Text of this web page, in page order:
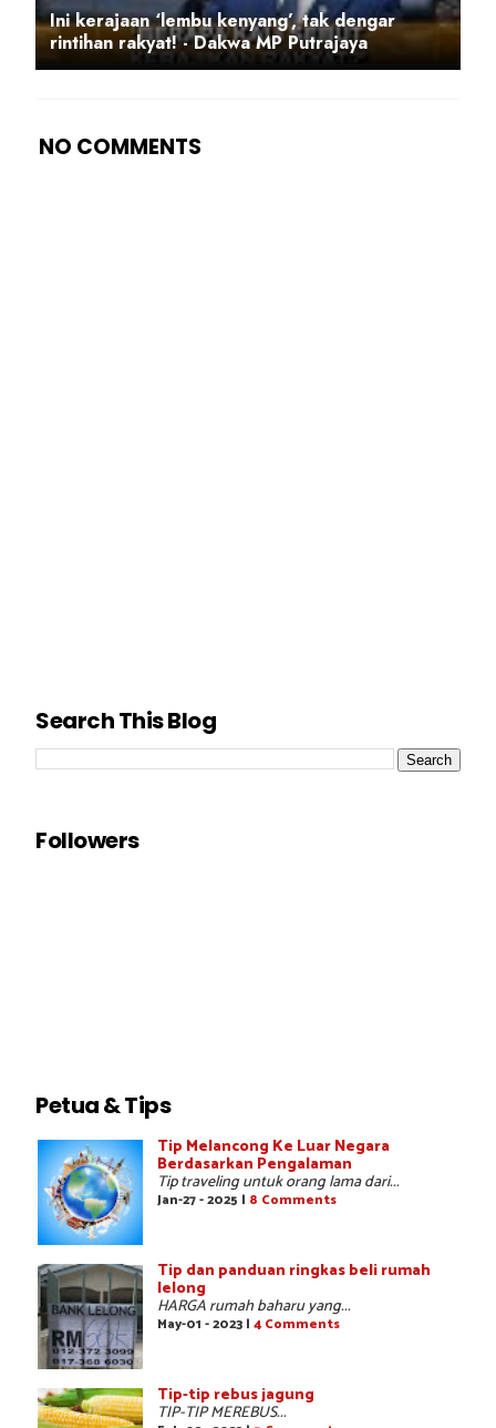
Ini kerajaan ‘lembu kenyang’, tak dengar
rintihan rakyat! - Dakwa MP Putrajaya
NO COMMENTS
Search This Blog
Followers
Petua & Tips
Tip Melancong Ke Luar Negara
Berdasarkan Pengalaman
Tip traveling untuk orang lama dari...
Jan-27 - 2025 | 8 Comments
Tip dan panduan ringkas beli rumah
lelong
HARGA rumah baharu yang...
May-01 - 2023 | 4 Comments
Tip-tip rebus jagung
TIP-TIP MEREBUS...